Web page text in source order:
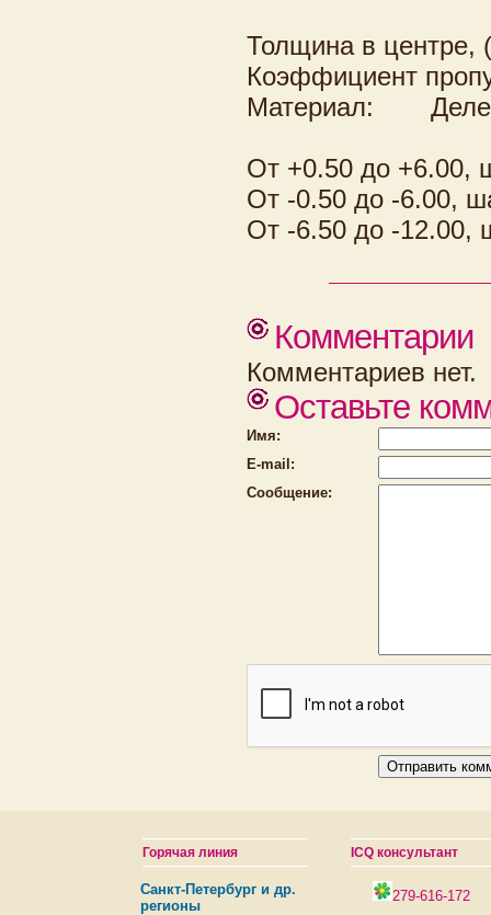
Толщина в центре,
Коэффициент
Материал:
От +0.50 до +6.00,
От -0.50 до -6.00,
От -6.50 до -12.00,
Комментарии
Комментариев нет.
Оставьте
Имя:
E-mail:
Сообщение:
Горячая линия
Санкт-Петербург и др.
регионы
ICQ консультант
279-616-172